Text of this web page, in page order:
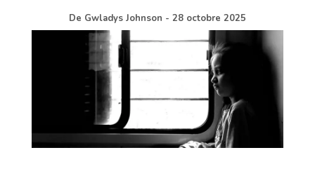
De Gwladys Johnson - 28 octobre 2025